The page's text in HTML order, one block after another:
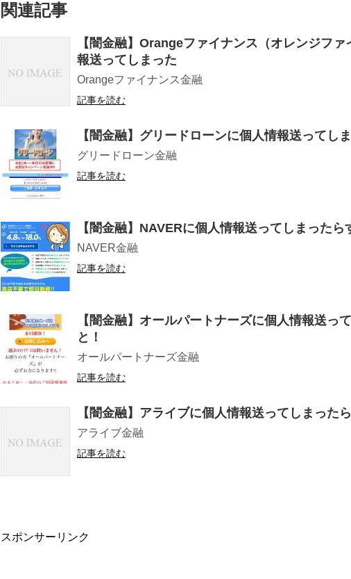
関連記事
【闇金融】Orangeファイナンス（オレンジフ
報送ってしまった
Orangeファイナンス金融
記事を読む
【闇金融】グリードローンに個人情報送ってし
グリードローン金融
記事を読む
【闇金融】NAVERに個人情報送ってしまったら
NAVER金融
記事を読む
【闇金融】オールパートナーズに個人情報送っ
と！
オールパートナーズ金融
記事を読む
【闇金融】アライブに個人情報送ってしまった
アライブ金融
記事を読む
スポンサーリンク